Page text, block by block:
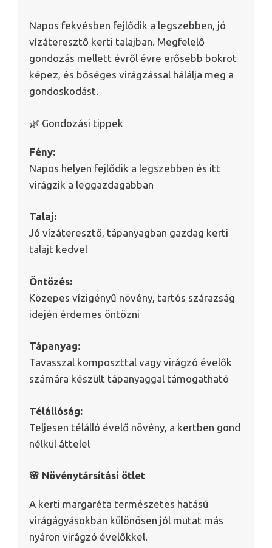
Napos fekvésben fejlődik a legszebben, jó
vízáteresztő kerti talajban. Megfelelő
gondozás mellett évről évre erősebb bokrot
képez, és bőséges virágzással hálálja meg a
gondoskodást.
🌿 Gondozási tippek
Fény:
Napos helyen fejlődik a legszebben és itt
virágzik a leggazdagabban
Talaj:
Jó vízáteresztő, tápanyagban gazdag kerti
talajt kedvel
Öntözés:
Közepes vízigényű növény, tartós szárazság
idején érdemes öntözni
Tápanyag:
Tavasszal komposzttal vagy virágzó évelők
számára készült tápanyaggal támogatható
Télállóság:
Teljesen télálló évelő növény, a kertben gond
nélkül áttelel
🌸 Növénytársítási ötlet
A kerti margaréta természetes hatású
virágágyásokban különösen jól mutat más
nyáron virágzó évelőkkel.